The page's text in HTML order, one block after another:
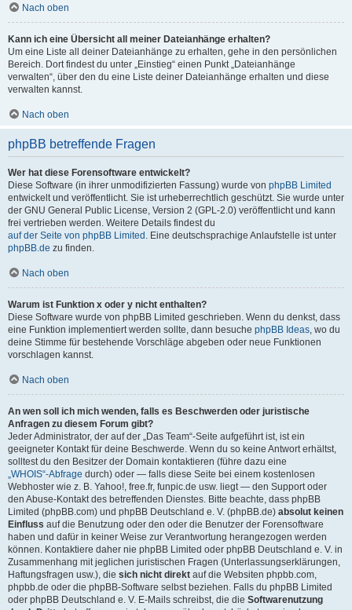
Nach oben
Kann ich eine Übersicht all meiner Dateianhänge erhalten?
Um eine Liste all deiner Dateianhänge zu erhalten, gehe in den persönlichen
Bereich. Dort findest du unter „Einstieg“ einen Punkt „Dateianhänge
verwalten“, über den du eine Liste deiner Dateianhänge erhalten und diese
verwalten kannst.
Nach oben
phpBB betreffende Fragen
Wer hat diese Forensoftware entwickelt?
Diese Software (in ihrer unmodifizierten Fassung) wurde von phpBB Limited
entwickelt und veröffentlicht. Sie ist urheberrechtlich geschützt. Sie wurde unter
der GNU General Public License, Version 2 (GPL-2.0) veröffentlicht und kann
frei vertrieben werden. Weitere Details findest du
auf der Seite von phpBB Limited . Eine deutschsprachige Anlaufstelle ist unter
phpBB.de zu finden.
Nach oben
Warum ist Funktion x oder y nicht enthalten?
Diese Software wurde von phpBB Limited geschrieben. Wenn du denkst, dass
eine Funktion implementiert werden sollte, dann besuche phpBB Ideas, wo du
deine Stimme für bestehende Vorschläge abgeben oder neue Funktionen
vorschlagen kannst.
Nach oben
An wen soll ich mich wenden, falls es Beschwerden oder juristische
Anfragen zu diesem Forum gibt?
Jeder Administrator, der auf der „Das Team“-Seite aufgeführt ist, ist ein
geeigneter Kontakt für deine Beschwerde. Wenn du so keine Antwort erhältst,
solltest du den Besitzer der Domain kontaktieren (führe dazu eine
„WHOIS“-Abfrage durch) oder — falls diese Seite bei einem kostenlosen
Webhoster wie z. B. Yahoo!, free.fr, funpic.de usw. liegt — den Support oder
den Abuse-Kontakt des betreffenden Dienstes. Bitte beachte, dass phpBB
Limited (phpBB.com) und phpBB Deutschland e. V. (phpBB.de) absolut keinen
Einfluss auf die Benutzung oder den oder die Benutzer der Forensoftware
haben und dafür in keiner Weise zur Verantwortung herangezogen werden
können. Kontaktiere daher nie phpBB Limited oder phpBB Deutschland e. V. in
Zusammenhang mit jeglichen juristischen Fragen (Unterlassungserklärungen,
Haftungsfragen usw.), die sich nicht direkt auf die Websiten phpbb.com,
phpbb.de oder die phpBB-Software selbst beziehen. Falls du phpBB Limited
oder phpBB Deutschland e. V. E-Mails schreibst, die die Softwarenutzung